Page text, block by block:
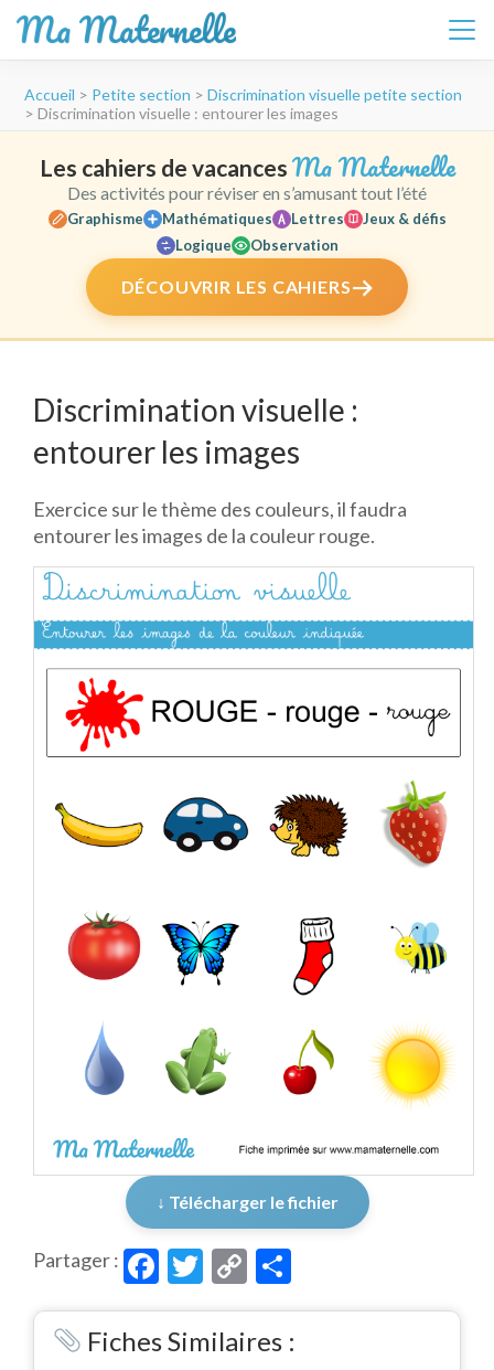
Ma Maternelle
contenu
Entrée)
Accueil > Petite section > Discrimination visuelle petite section
> Discrimination visuelle : entourer les images
Les cahiers de vacances Ma Maternelle
Des activités pour réviser en s’amusant tout l’été
Graphisme Mathématiques Lettres
Jeux & défis
Logique
Observation
DÉCOUVRIR LES CAHIERS
Discrimination visuelle :
entourer les images
Exercice sur le thème des couleurs, il faudra
entourer les images de la couleur rouge.
↓ Télécharger le fichier
Partager : Facebook
Twitter
Copy
Link
Fiches Similaires :